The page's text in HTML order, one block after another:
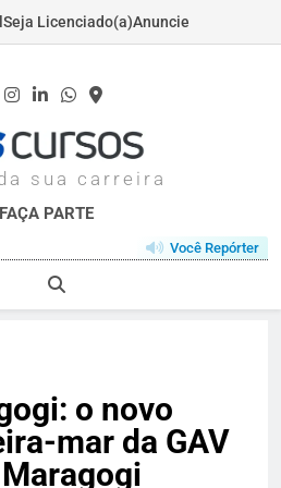
Seja Licenciado(a)Anuncie
sua carreira
PARTE
Você Repórter
o novo
mar da GAV